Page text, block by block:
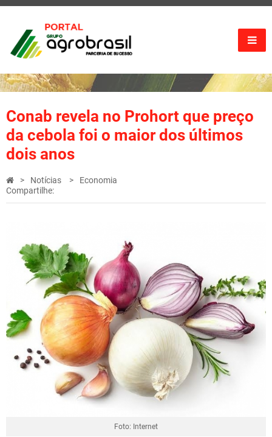
Conab revela no Prohort que preço
da cebola foi o maior dos últimos
dois anos
Notícias
Economia
Compartilhe:
Foto: Internet